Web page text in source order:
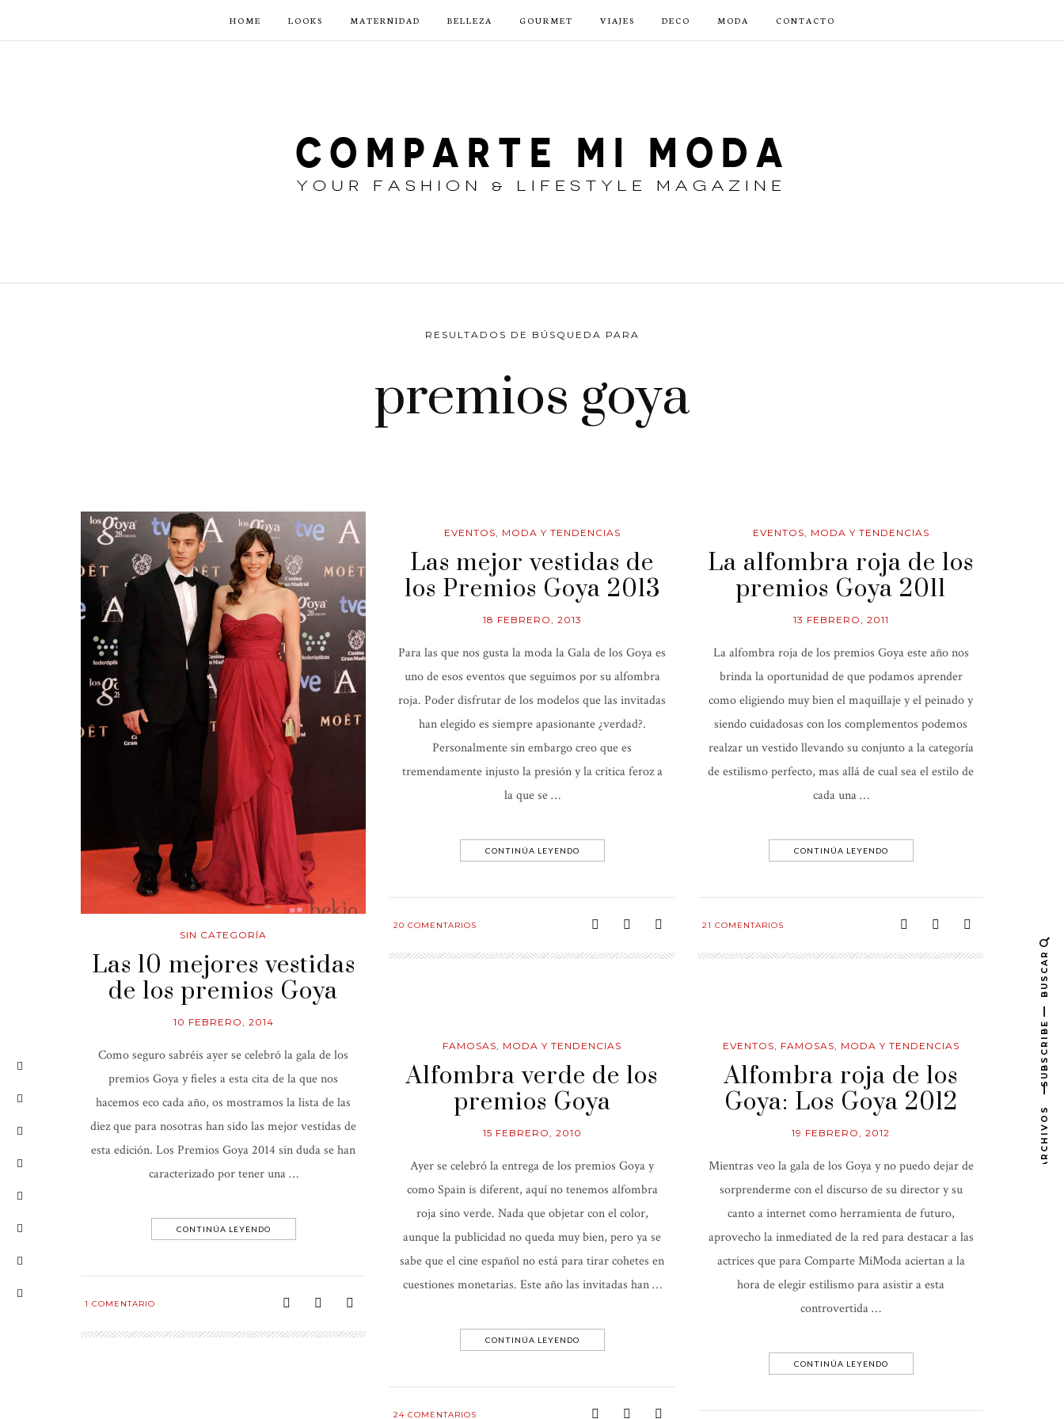
HOME LOOKS MATERNIDAD BELLEZA GOURMET VIAJES DECO MODA CONTACTO
RESULTADOS DE BÚSQUEDA PARA
premios goya
SIN CATEGORÍA
Las 10 mejores vestidas
de los premios Goya
10 FEBRERO, 2014
Como seguro sabréis ayer se celebró la gala de los
premios Goya y fieles a esta cita de la que nos
hacemos eco cada año, os mostramos la lista de las
diez que para nosotras han sido las mejor vestidas de
esta edición. Los Premios Goya 2014 sin duda se han
caracterizado por tener una …
CONTINÚA LEYENDO
1 COMENTARIO
EVENTOS, MODA Y TENDENCIAS
Las mejor vestidas de
los Premios Goya 2013
18 FEBRERO, 2013
Para las que nos gusta la moda la Gala de los Goya es
uno de esos eventos que seguimos por su alfombra
roja. Poder disfrutar de los modelos que las invitadas
han elegido es siempre apasionante ¿verdad?.
Personalmente sin embargo creo que es
tremendamente injusto la presión y la critica feroz a
la que se …
CONTINÚA LEYENDO
20 COMENTARIOS
EVENTOS, MODA Y TENDENCIAS
La alfombra roja de los
premios Goya 2011
13 FEBRERO, 2011
La alfombra roja de los premios Goya este año nos
brinda la oportunidad de que podamos aprender
como eligiendo muy bien el maquillaje y el peinado y
siendo cuidadosas con los complementos podemos
realzar un vestido llevando su conjunto a la categoría
de estilismo perfecto, mas allá de cual sea el estilo de
cada una …
CONTINÚA LEYENDO
21 COMENTARIOS
FAMOSAS, MODA Y TENDENCIAS
Alfombra verde de los
premios Goya
15 FEBRERO, 2010
Ayer se celebró la entrega de los premios Goya y
como Spain is diferent, aquí no tenemos alfombra
roja sino verde. Nada que objetar con el color,
aunque la publicidad no queda muy bien, pero ya se
sabe que el cine español no está para tirar cohetes en
cuestiones monetarias. Este año las invitadas han …
CONTINÚA LEYENDO
24 COMENTARIOS
EVENTOS, FAMOSAS, MODA Y TENDENCIAS
Alfombra roja de los
Goya: Los Goya 2012
19 FEBRERO, 2012
Mientras veo la gala de los Goya y no puedo dejar de
sorprenderme con el discurso de su director y su
canto a internet como herramienta de futuro,
aprovecho la inmediated de la red para destacar a las
actrices que para Comparte MiModa aciertan a la
hora de elegir estilismo para asistir a esta
controvertida …
CONTINÚA LEYENDO
BUSCAR
SUBSCRIBE
ARCHIVOS